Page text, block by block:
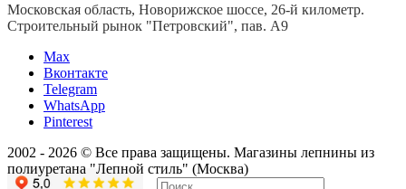
Московская область, Новорижское шоссе, 26-й километр.
Строительный рынок "Петровский", пав. А9
Мах
Вконтакте
Telegram
WhatsApp
Pinterest
2002 - 2026 © Все права защищены. Магазины лепнины из
полиуретана "Лепной стиль" (Москва)